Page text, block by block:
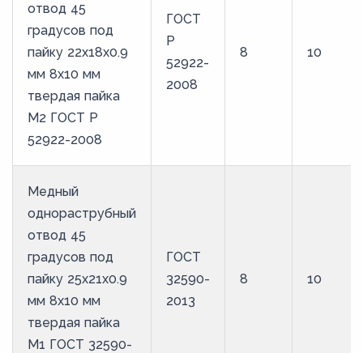
отвод 45
градусов под
пайку 22х18х0.9
мм 8х10 мм
твердая пайка
М2 ГОСТ Р
52922-2008
ГОСТ
Р
52922-
2008
8 10
Медный
однораструбный
отвод 45
градусов под
пайку 25х21х0.9
мм 8х10 мм
твердая пайка
М1 ГОСТ 32590-
ГОСТ
32590-
2013
8 10